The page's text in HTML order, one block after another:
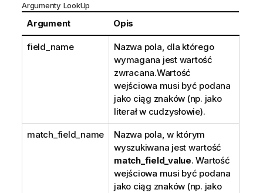
Argumenty LookUp
Argument Opis
field_name
Nazwa pola, dla którego
wymagana jest wartość
zwracana.Wartość
wejściowa musi być podana
jako ciąg znaków (np. jako
literał w cudzysłowie).
match_field_name
Nazwa pola, w którym
wyszukiwana jest wartość
match_field_value. Wartość
wejściowa musi być podana
jako ciąg znaków (np. jako